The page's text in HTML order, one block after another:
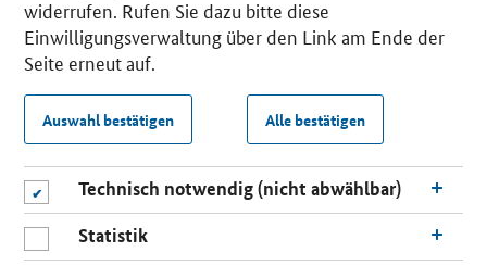
widerrufen. Rufen Sie dazu bitte diese
Einwilligungsverwaltung über den Link am Ende der
Seite erneut auf.
Auswahl bestätigen Alle bestätigen
Technisch notwendig (nicht abwählbar)
Statistik